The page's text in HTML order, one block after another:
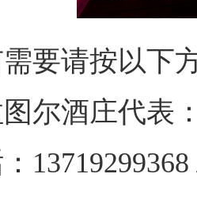
要请按以下
尔酒庄代表
13719299368